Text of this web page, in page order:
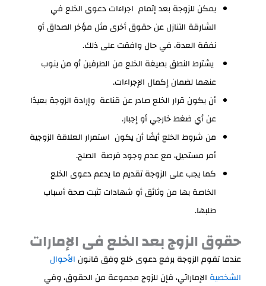
يمكن للزوجة بعد إتمام اجراءات دعوى الخلع في
الشارقة التنازل عن حقوق أخرى مثل مؤخر الصداق أو
نفقة العدة، في حال وافقت على ذلك.
يشترط النطق بصيغة الخلع من الطرفين أو من ينوب
عنهما لضمان إكمال الإجراءات.
أن يكون قرار الخلع صادر عن قناعة وإرادة الزوجة بعيدًا
عن أي ضغط خارجي أو إجبار.
من شروط الخلع أيضًا أن يكون استمرار العلاقة الزوجية
أمر مستحيل، مع عدم وجود فرصة الصلح.
كما يجب على الزوجة تقديم ما يدعم دعوى الخلع
الخاصة بها من وثائق أو شهادات تثبت صحة أسباب
طلبها.
حقوق الزوج بعد الخلع فى الإمارات
عندما تقوم الزوجة برفع دعوى خلع وفق قانون الأحوال
الشخصية الإماراتي، فإن للزوج مجموعة من الحقوق، وفي